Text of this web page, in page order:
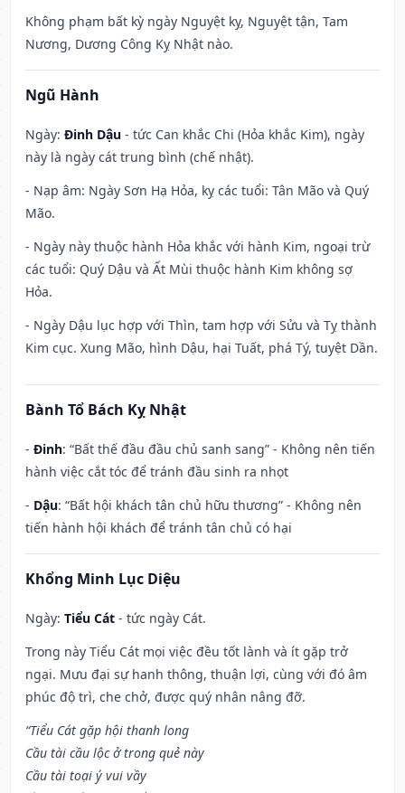
Không phạm bất kỳ ngày Nguyệt kỵ, Nguyệt tận, Tam
Nương, Dương Công Kỵ Nhật nào.
Ngũ Hành
Ngày: Đinh Dậu - tức Can khắc Chi (Hỏa khắc Kim), ngày
này là ngày cát trung bình (chế nhật).
- Nạp âm: Ngày Sơn Hạ Hỏa, kỵ các tuổi: Tân Mão và Quý
Mão.
- Ngày này thuộc hành Hỏa khắc với hành Kim, ngoại trừ
các tuổi: Quý Dậu và Ất Mùi thuộc hành Kim không sợ
Hỏa.
- Ngày Dậu lục hợp với Thìn, tam hợp với Sửu và Tỵ thành
Kim cục. Xung Mão, hình Dậu, hại Tuất, phá Tý, tuyệt Dần.
Bành Tổ Bách Kỵ Nhật
- Đinh: “Bất thế đầu đầu chủ sanh sang” - Không nên tiến
hành việc cắt tóc để tránh đầu sinh ra nhọt
- Dậu: “Bất hội khách tân chủ hữu thương” - Không nên
tiến hành hội khách để tránh tân chủ có hại
Khổng Minh Lục Diệu
Ngày: Tiểu Cát - tức ngày Cát.
Trong này Tiểu Cát mọi việc đều tốt lành và ít gặp trở
ngại. Mưu đại sự hanh thông, thuận lợi, cùng với đó âm
phúc độ trì, che chở, được quý nhân nâng đỡ.
“Tiểu Cát gặp hội thanh long
Cầu tài cầu lộc ở trong quẻ này
Cầu tài toại ý vui vầy